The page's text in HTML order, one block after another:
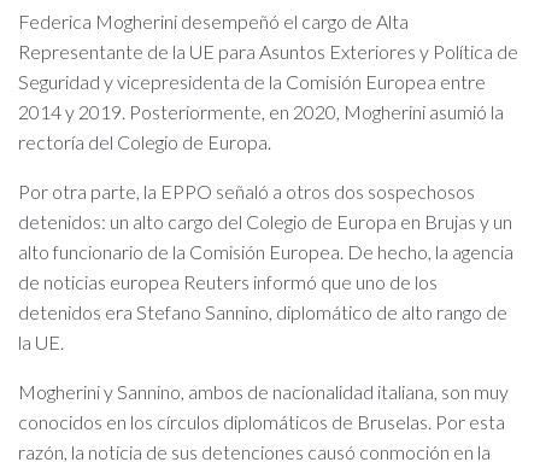
Federica Mogherini desempeñó el cargo de Alta
Representante de la UE para Asuntos Exteriores y Política de
Seguridad y vicepresidenta de la Comisión Europea entre
2014 y 2019. Posteriormente, en 2020, Mogherini asumió la
rectoría del Colegio de Europa.
Por otra parte, la EPPO señaló a otros dos sospechosos
detenidos: un alto cargo del Colegio de Europa en Brujas y un
alto funcionario de la Comisión Europea. De hecho, la agencia
de noticias europea Reuters informó que uno de los
detenidos era Stefano Sannino, diplomático de alto rango de
la UE.
Mogherini y Sannino, ambos de nacionalidad italiana, son muy
conocidos en los círculos diplomáticos de Bruselas. Por esta
razón, la noticia de sus detenciones causó conmoción en la